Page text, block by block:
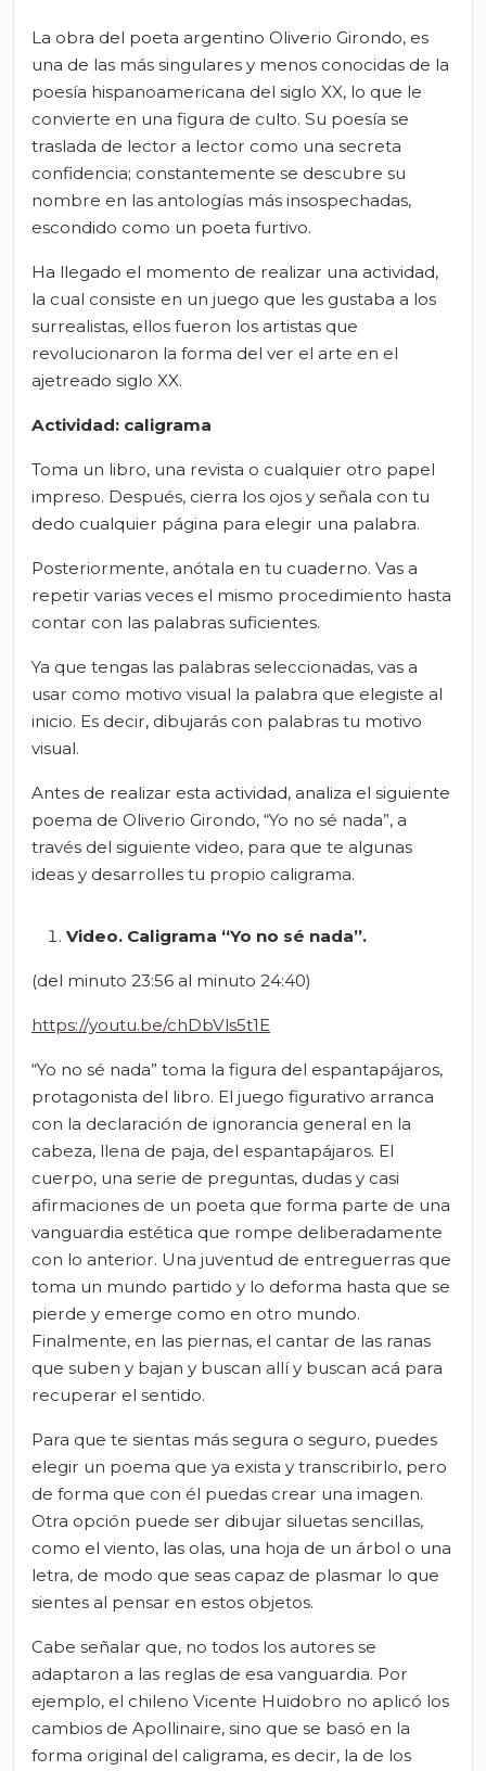
La obra del poeta argentino Oliverio Girondo, es
una de las más singulares y menos conocidas de la
poesía hispanoamericana del siglo XX, lo que le
convierte en una figura de culto. Su poesía se
traslada de lector a lector como una secreta
confidencia; constantemente se descubre su
nombre en las antologías más insospechadas,
escondido como un poeta furtivo.
Ha llegado el momento de realizar una actividad,
la cual consiste en un juego que les gustaba a los
surrealistas, ellos fueron los artistas que
revolucionaron la forma del ver el arte en el
ajetreado siglo XX.
Actividad: caligrama
Toma un libro, una revista o cualquier otro papel
impreso. Después, cierra los ojos y señala con tu
dedo cualquier página para elegir una palabra.
Posteriormente, anótala en tu cuaderno. Vas a
repetir varias veces el mismo procedimiento hasta
contar con las palabras suficientes.
Ya que tengas las palabras seleccionadas, vas a
usar como motivo visual la palabra que elegiste al
inicio. Es decir, dibujarás con palabras tu motivo
visual.
Antes de realizar esta actividad, analiza el siguiente
poema de Oliverio Girondo, “Yo no sé nada”, a
través del siguiente video, para que te algunas
ideas y desarrolles tu propio caligrama.
Video. Caligrama “Yo no sé nada”.
(del minuto 23:56 al minuto 24:40)
https://youtu.be/chDbVls5t1E
“Yo no sé nada” toma la figura del espantapájaros,
protagonista del libro. El juego figurativo arranca
con la declaración de ignorancia general en la
cabeza, llena de paja, del espantapájaros. El
cuerpo, una serie de preguntas, dudas y casi
afirmaciones de un poeta que forma parte de una
vanguardia estética que rompe deliberadamente
con lo anterior. Una juventud de entreguerras que
toma un mundo partido y lo deforma hasta que se
pierde y emerge como en otro mundo.
Finalmente, en las piernas, el cantar de las ranas
que suben y bajan y buscan allí y buscan acá para
recuperar el sentido.
Para que te sientas más segura o seguro, puedes
elegir un poema que ya exista y transcribirlo, pero
de forma que con él puedas crear una imagen.
Otra opción puede ser dibujar siluetas sencillas,
como el viento, las olas, una hoja de un árbol o una
letra, de modo que seas capaz de plasmar lo que
sientes al pensar en estos objetos.
Cabe señalar que, no todos los autores se
adaptaron a las reglas de esa vanguardia. Por
ejemplo, el chileno Vicente Huidobro no aplicó los
cambios de Apollinaire, sino que se basó en la
forma original del caligrama, es decir, la de los